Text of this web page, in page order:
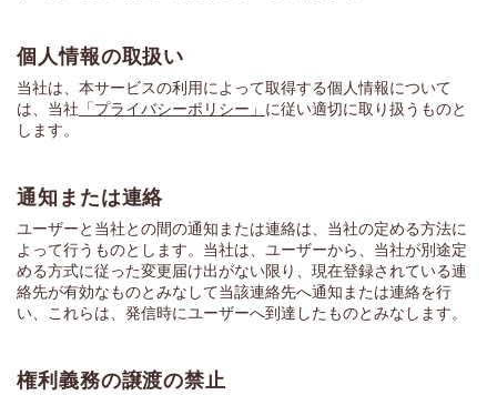
個人情報の取扱い
当社は、本サービスの利用によって取得する個人情報について
は、当社 「プライバシーポリシー」 に従い適切に取り扱うものと
します。
通知または連絡
ユーザーと当社との間の通知または連絡は、当社の定める方法に
よって行うものとします。当社は、ユーザーから、当社が別途定
める方式に従った変更届け出がない限り、現在登録されている連
絡先が有効なものとみなして当該連絡先へ通知または連絡を行
い、これらは、発信時にユーザーへ到達したものとみなします。
権利義務の譲渡の禁止